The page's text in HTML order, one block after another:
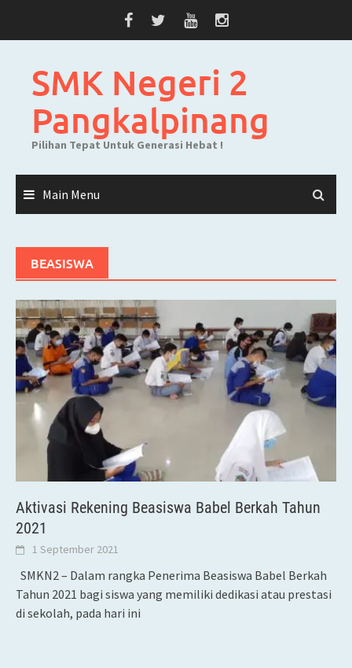
SMK Negeri 2
Pangkalpinang
Pilihan Tepat Untuk Generasi Hebat !
Main Menu
BEASISWA
Aktivasi Rekening Beasiswa Babel Berkah Tahun
2021
1 September 2021
SMKN2 – Dalam rangka Penerima Beasiswa Babel Berkah
Tahun 2021 bagi siswa yang memiliki dedikasi atau prestasi
di sekolah, pada hari ini